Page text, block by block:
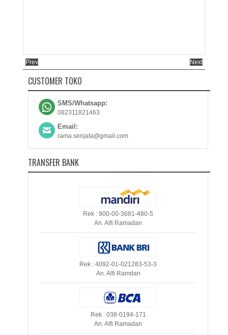
Prev Next
CUSTOMER TOKO
SMS/Whatsapp:
082311821463
Email:
rama.senjata@gmail.com
TRANSFER BANK
Rek : 900-00-3681-480-5
An. Alfi Ramadan
Rek : 4092-01-021283-53-3
An. Alfi Ramdan
Rek : 038-0194-171
An. Alfi Ramadan